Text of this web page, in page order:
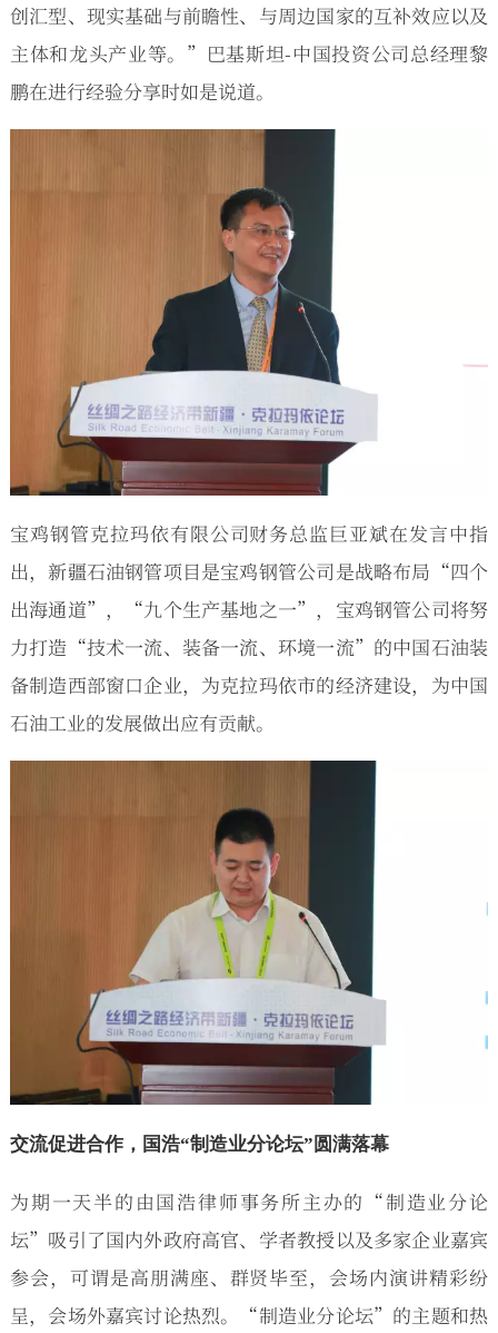
创汇型、现实基础与前瞻性、与周边国家的互补效应以及
主体和龙头产业等。”巴基斯坦-中国投资公司总经理黎
鹏在进行经验分享时如是说道。
宝鸡钢管克拉玛依有限公司财务总监巨亚斌在发言中指
出，新疆石油钢管项目是宝鸡钢管公司是战略布局“四个
出海通道”，“九个生产基地之一”，宝鸡钢管公司将努
力打造“技术一流、装备一流、环境一流”的中国石油装
备制造西部窗口企业，为克拉玛依市的经济建设，为中国
石油工业的发展做出应有贡献。
交流促进合作，国浩“制造业分论坛”圆满落幕
为期一天半的由国浩律师事务所主办的“制造业分论
坛”吸引了国内外政府高官、学者教授以及多家企业嘉宾
参会，可谓是高朋满座、群贤毕至，会场内演讲精彩纷
呈，会场外嘉宾讨论热烈。“制造业分论坛”的主题和热